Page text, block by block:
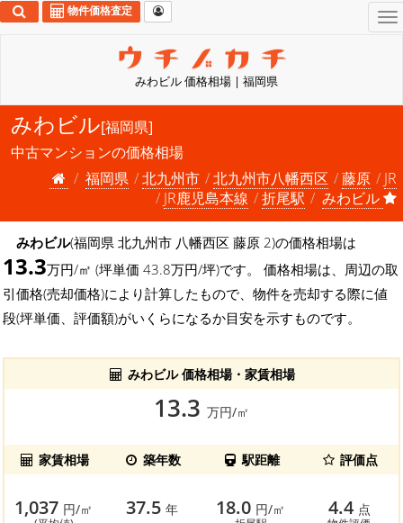
みわビル 価格相場 | 福岡県
物件価格査定
みわビル[福岡県]
中古マンションの価格相場
福岡県
北九州市 北九州市八幡西区 藤原
JR
JR鹿児島本線
折尾駅 みわビル
みわビル(福岡県 北九州市 八幡西区 藤原 2)の価格相場は
13.3万円/㎡ (坪単価 43.8万円/坪)です。 価格相場は、周辺の取
引価格(売却価格)により計算したもので、物件を売却する際に値
段(坪単価、評価額)がいくらになるか目安を示すものです。
みわビル 価格相場・家賃相場
13.3 万円/㎡
家賃相場 築年数 駅距離 評価点
1,037 円/㎡ 37.5年 18.0 円/㎡ 4.4 点